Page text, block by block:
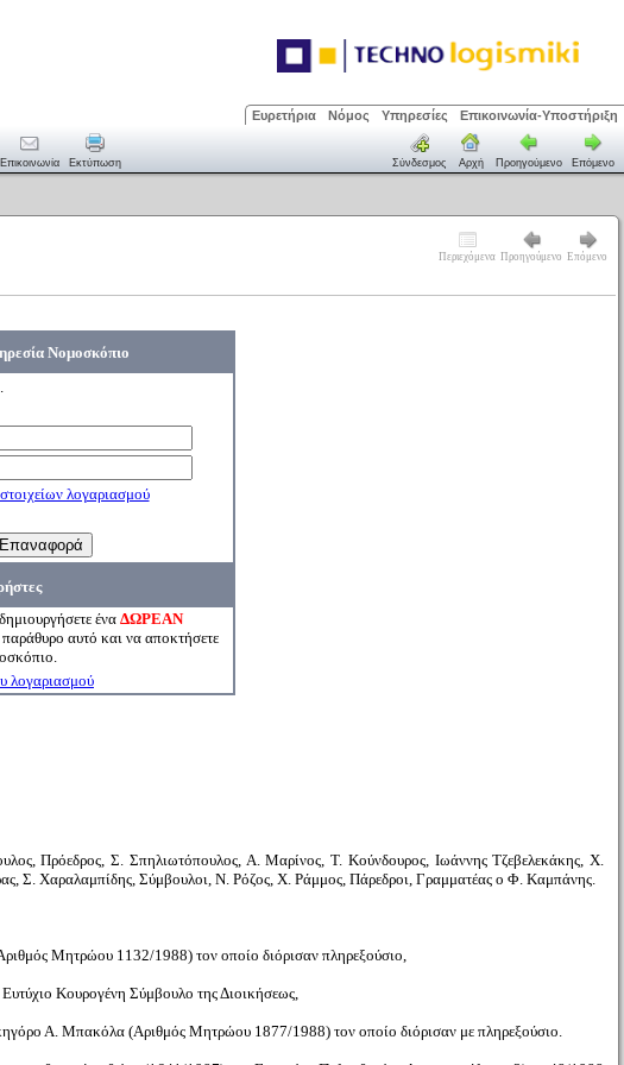
Ευρετήρια Νόμος Υπηρεσίες Επικοινωνία-Υποστήριξη
Επικοινωνία Εκτύπωση Σύνδεσμος Αρχή Προηγούμενο Επόμενο